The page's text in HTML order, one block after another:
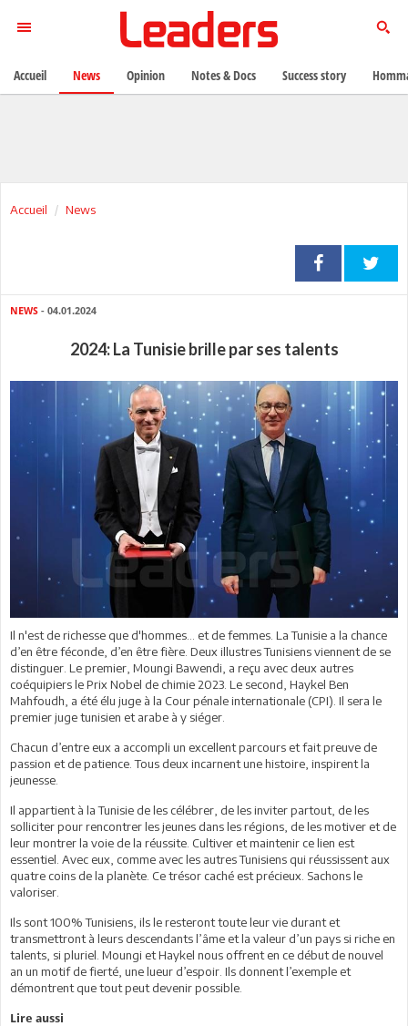
Accueil News
NEWS - 04.01.2024
2024: La Tunisie brille par ses talents
Il n'est de richesse que d'hommes… et de femmes. La Tunisie a la chance
d’en être féconde, d’en être fière. Deux illustres Tunisiens viennent de se
distinguer. Le premier, Moungi Bawendi, a reçu avec deux autres
coéquipiers le Prix Nobel de chimie 2023. Le second, Haykel Ben
Mahfoudh, a été élu juge à la Cour pénale internationale (CPI). Il sera le
premier juge tunisien et arabe à y siéger.
Chacun d’entre eux a accompli un excellent parcours et fait preuve de
passion et de patience. Tous deux incarnent une histoire, inspirent la
jeunesse.
Il appartient à la Tunisie de les célébrer, de les inviter partout, de les
solliciter pour rencontrer les jeunes dans les régions, de les motiver et de
leur montrer la voie de la réussite. Cultiver et maintenir ce lien est
essentiel. Avec eux, comme avec les autres Tunisiens qui réussissent aux
quatre coins de la planète. Ce trésor caché est précieux. Sachons le
valoriser.
Ils sont 100% Tunisiens, ils le resteront toute leur vie durant et
transmettront à leurs descendants l’âme et la valeur d’un pays si riche en
talents, si pluriel. Moungi et Haykel nous offrent en ce début de nouvel
an un motif de fierté, une lueur d’espoir. Ils donnent l’exemple et
démontrent que tout peut devenir possible.
Lire aussi
Accueil News Opinion Notes & Docs Success story